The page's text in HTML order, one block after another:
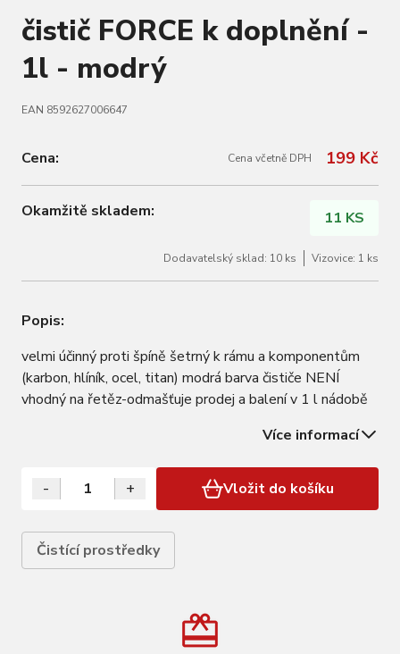
čistič FORCE k doplnění -
1l - modrý
EAN 8592627006647
Cena: Cena včetně DPH 199 Kč
Okamžitě skladem: 11 KS
Dodavatelský sklad: 10 ks Vizovice: 1 ks
Popis:
velmi účinný proti špíně šetrný k rámu a komponentům
(karbon, hlíník, ocel, titan) modrá barva čističe NENÍ
vhodný na řetěz-odmašťuje prodej a balení v 1 l nádobě
Více informací
- + Vložit do košíku
Čistící prostředky